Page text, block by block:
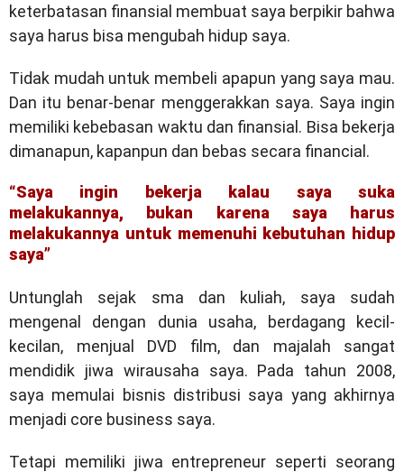
keterbatasan finansial membuat saya berpikir bahwa
saya harus bisa mengubah hidup saya.
Tidak mudah untuk membeli apapun yang saya mau.
Dan itu benar-benar menggerakkan saya. Saya ingin
memiliki kebebasan waktu dan finansial. Bisa bekerja
dimanapun, kapanpun dan bebas secara financial.
“Saya ingin bekerja kalau saya suka
melakukannya, bukan karena saya harus
melakukannya untuk memenuhi kebutuhan hidup
saya”
Untunglah sejak sma dan kuliah, saya sudah
mengenal dengan dunia usaha, berdagang kecil-
kecilan, menjual DVD film, dan majalah sangat
mendidik jiwa wirausaha saya. Pada tahun 2008,
saya memulai bisnis distribusi saya yang akhirnya
menjadi core business saya.
Tetapi memiliki jiwa entrepreneur seperti seorang